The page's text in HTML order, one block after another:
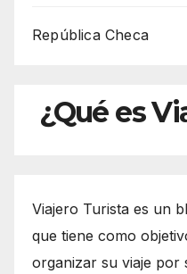
República Checa
¿Qué es
Viajero Turista es un
que tiene como
organizar su viaje por